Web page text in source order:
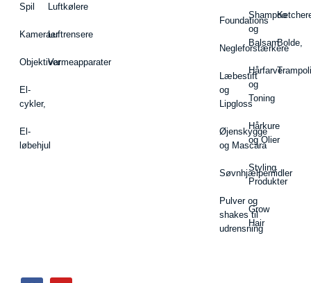
Spil
Kameraer
Objektiver
El-
cykler,
El-
løbehjul
Luftkølere
Luftrensere
Varmeapparater
Foundations
Negleforstærkere
Læbestift
og
Lipgloss
Øjenskygge
og Mascara
Søvnhjælpemidler
Pulver og
shakes til
udrensning
Shampoo
og
Balsam
Hårfarve
og
Toning
Hårkure
og Olier
Styling
Produkter
Grow
Hair
Bolde,